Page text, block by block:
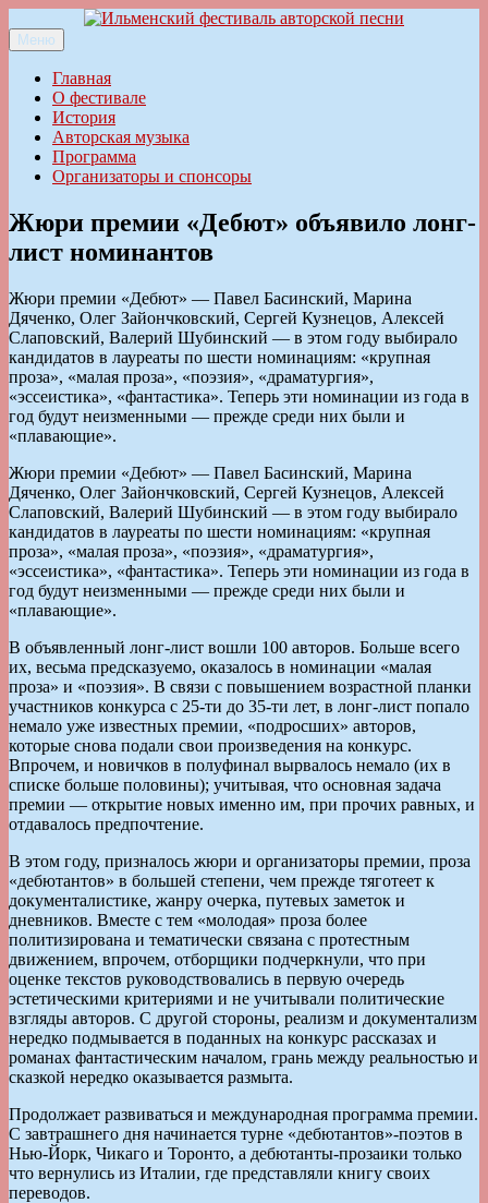
к
содержимому
Ильменский фестиваль авторской песни
Меню
Главная
О фестивале
История
Авторская музыка
Программа
Организаторы и спонсоры
Жюри премии «Дебют» объявило лонг-
лист номинантов
Жюри премии «Дебют» — Павел Басинский, Марина
Дяченко, Олег Зайончковский, Сергей Кузнецов, Алексей
Слаповский, Валерий Шубинский — в этом году выбирало
кандидатов в лауреаты по шести номинациям: «крупная
проза», «малая проза», «поэзия», «драматургия»,
«эссеистика», «фантастика». Теперь эти номинации из года в
год будут неизменными — прежде среди них были и
«плавающие».
Жюри премии «Дебют» — Павел Басинский, Марина
Дяченко, Олег Зайончковский, Сергей Кузнецов, Алексей
Слаповский, Валерий Шубинский — в этом году выбирало
кандидатов в лауреаты по шести номинациям: «крупная
проза», «малая проза», «поэзия», «драматургия»,
«эссеистика», «фантастика». Теперь эти номинации из года в
год будут неизменными — прежде среди них были и
«плавающие».
В объявленный лонг-лист вошли 100 авторов. Больше всего
их, весьма предсказуемо, оказалось в номинации «малая
проза» и «поэзия». В связи с повышением возрастной планки
участников конкурса с 25-ти до 35-ти лет, в лонг-лист попало
немало уже известных премии, «подросших» авторов,
которые снова подали свои произведения на конкурс.
Впрочем, и новичков в полуфинал вырвалось немало (их в
списке больше половины); учитывая, что основная задача
премии — открытие новых именно им, при прочих равных, и
отдавалось предпочтение.
В этом году, призналось жюри и организаторы премии, проза
«дебютантов» в большей степени, чем прежде тяготеет к
документалистике, жанру очерка, путевых заметок и
дневников. Вместе с тем «молодая» проза более
политизирована и тематически связана с протестным
движением, впрочем, отборщики подчеркнули, что при
оценке текстов руководствовались в первую очередь
эстетическими критериями и не учитывали политические
взгляды авторов. С другой стороны, реализм и документализм
нередко подмывается в поданных на конкурс рассказах и
романах фантастическим началом, грань между реальностью и
сказкой нередко оказывается размыта.
Продолжает развиваться и международная программа премии.
С завтрашнего дня начинается турне «дебютантов»-поэтов в
Нью-Йорк, Чикаго и Торонто, а дебютанты-прозаики только
что вернулись из Италии, где представляли книгу своих
переводов.